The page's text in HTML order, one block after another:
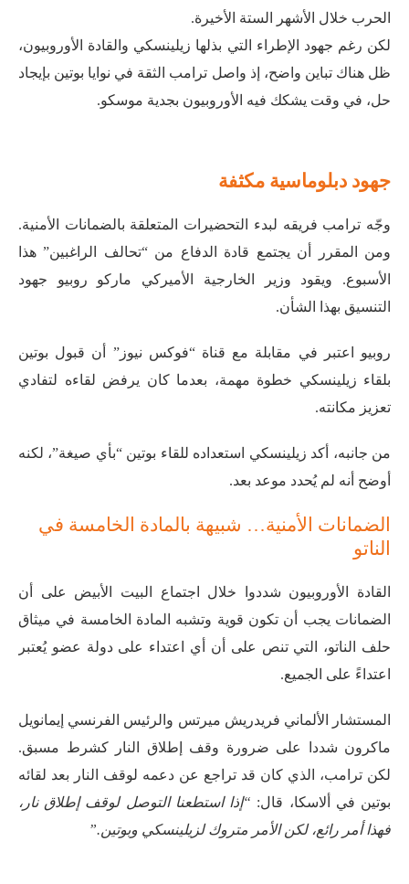
الحرب خلال الأشهر الستة الأخيرة.
لكن رغم جهود الإطراء التي بذلها زيلينسكي والقادة الأوروبيون،
ظل هناك تباين واضح، إذ واصل ترامب الثقة في نوايا بوتين بإيجاد
حل، في وقت يشكك فيه الأوروبيون بجدية موسكو.
جهود دبلوماسية مكثفة
وجّه ترامب فريقه لبدء التحضيرات المتعلقة بالضمانات الأمنية.
ومن المقرر أن يجتمع قادة الدفاع من “تحالف الراغبين” هذا
الأسبوع. ويقود وزير الخارجية الأميركي ماركو روبيو جهود
التنسيق بهذا الشأن.
روبيو اعتبر في مقابلة مع قناة “فوكس نيوز” أن قبول بوتين
بلقاء زيلينسكي خطوة مهمة، بعدما كان يرفض لقاءه لتفادي
تعزيز مكانته.
من جانبه، أكد زيلينسكي استعداده للقاء بوتين “بأي صيغة”، لكنه
أوضح أنه لم يُحدد موعد بعد.
الضمانات الأمنية… شبيهة بالمادة الخامسة في
الناتو
القادة الأوروبيون شددوا خلال اجتماع البيت الأبيض على أن
الضمانات يجب أن تكون قوية وتشبه المادة الخامسة في ميثاق
حلف الناتو، التي تنص على أن أي اعتداء على دولة عضو يُعتبر
اعتداءً على الجميع.
المستشار الألماني فريدريش ميرتس والرئيس الفرنسي إيمانويل
ماكرون شددا على ضرورة وقف إطلاق النار كشرط مسبق.
لكن ترامب، الذي كان قد تراجع عن دعمه لوقف النار بعد لقائه
بوتين في ألاسكا، قال: “إذا استطعنا التوصل لوقف إطلاق نار،
فهذا أمر رائع، لكن الأمر متروك لزيلينسكي وبوتين.”